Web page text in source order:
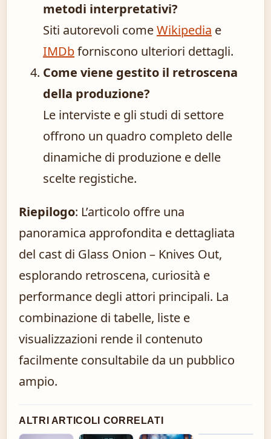
metodi interpretativi?
Siti autorevoli comeWikipedia e
IMDbforniscono ulteriori dettagli.
Come viene gestito il retroscena
della produzione?
Le interviste e gli studi di settore
offrono un quadro completo delle
dinamiche di produzione e delle
scelte registiche.
Riepilogo: L’articolo offre una
panoramica approfondita e dettagliata
del cast di Glass Onion – Knives Out,
esplorando retroscena, curiosità e
performance degli attori principali. La
combinazione di tabelle, liste e
visualizzazioni rende il contenuto
facilmente consultabile da un pubblico
ampio.
ALTRI ARTICOLI CORRELATI